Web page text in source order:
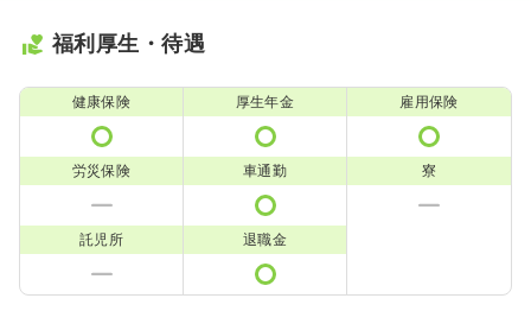
福利厚生・待遇
健康保険 厚生年金 雇用保険
労災保険 車通勤 寮
託児所 退職金